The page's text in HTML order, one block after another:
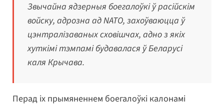
Звычайна ядзерныя боегалоўкі ў расійскім
войску, адрозна ад NATO, захоўваюцца ў
цэнтралізаваных сховішчах, адно з якіх
хуткімі тэмпамі будавалася ў Беларусі
каля Крычава.
Перад іх прымяненнем боегалоўкі калонамі